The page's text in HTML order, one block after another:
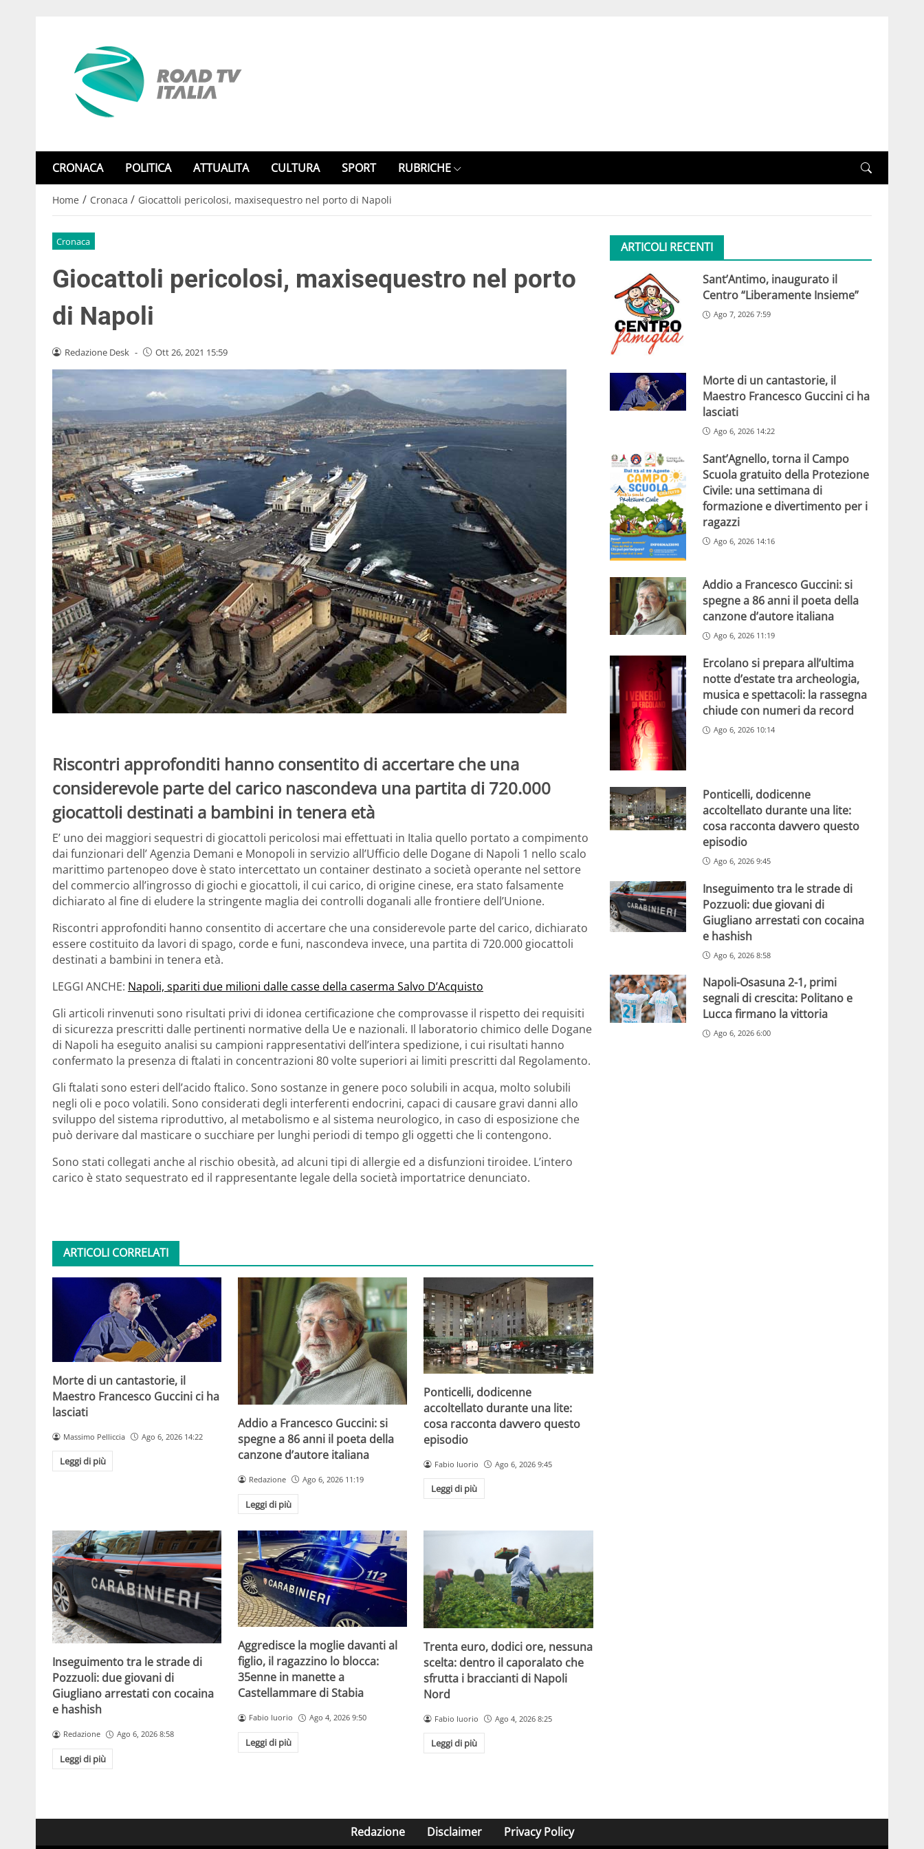
CRONACA POLITICA ATTUALITA CULTURA SPORT RUBRICHE
Home / Cronaca / Giocattoli pericolosi, maxisequestro nel porto di Napoli
Cronaca
Giocattoli pericolosi, maxisequestro nel porto
di Napoli
Redazione Desk - Ott 26, 2021 15:59
Riscontri approfonditi hanno consentito di accertare che una
considerevole parte del carico nascondeva una partita di 720.000
giocattoli destinati a bambini in tenera età
E’ uno dei maggiori sequestri di giocattoli pericolosi mai effettuati in Italia quello portato a compimento
dai funzionari dell’ Agenzia Demani e Monopoli in servizio all’Ufficio delle Dogane di Napoli 1 nello scalo
marittimo partenopeo dove è stato intercettato un container destinato a società operante nel settore
del commercio all’ingrosso di giochi e giocattoli, il cui carico, di origine cinese, era stato falsamente
dichiarato al fine di eludere la stringente maglia dei controlli doganali alle frontiere dell’Unione.
Riscontri approfonditi hanno consentito di accertare che una considerevole parte del carico, dichiarato
essere costituito da lavori di spago, corde e funi, nascondeva invece, una partita di 720.000 giocattoli
destinati a bambini in tenera età.
LEGGI ANCHE: Napoli, spariti due milioni dalle casse della caserma Salvo D’Acquisto
Gli articoli rinvenuti sono risultati privi di idonea certificazione che comprovasse il rispetto dei requisiti
di sicurezza prescritti dalle pertinenti normative della Ue e nazionali. Il laboratorio chimico delle Dogane
di Napoli ha eseguito analisi su campioni rappresentativi dell’intera spedizione, i cui risultati hanno
confermato la presenza di ftalati in concentrazioni 80 volte superiori ai limiti prescritti dal Regolamento.
Gli ftalati sono esteri dell’acido ftalico. Sono sostanze in genere poco solubili in acqua, molto solubili
negli oli e poco volatili. Sono considerati degli interferenti endocrini, capaci di causare gravi danni allo
sviluppo del sistema riproduttivo, al metabolismo e al sistema neurologico, in caso di esposizione che
può derivare dal masticare o succhiare per lunghi periodi di tempo gli oggetti che li contengono.
Sono stati collegati anche al rischio obesità, ad alcuni tipi di allergie ed a disfunzioni tiroidee. L’intero
carico è stato sequestrato ed il rappresentante legale della società importatrice denunciato.
ARTICOLI CORRELATI
Morte di un cantastorie, il
Maestro Francesco Guccini ci ha
lasciati
Massimo Pelliccia Ago 6, 2026 14:22
Leggi di più
Addio a Francesco Guccini: si
spegne a 86 anni il poeta della
canzone d’autore italiana
Redazione Ago 6, 2026 11:19
Leggi di più
Ponticelli, dodicenne
accoltellato durante una lite:
cosa racconta davvero questo
episodio
Fabio Iuorio Ago 6, 2026 9:45
Leggi di più
Inseguimento tra le strade di
Pozzuoli: due giovani di
Giugliano arrestati con cocaina
e hashish
Redazione Ago 6, 2026 8:58
Leggi di più
Aggredisce la moglie davanti al
figlio, il ragazzino lo blocca:
35enne in manette a
Castellammare di Stabia
Fabio Iuorio Ago 4, 2026 9:50
Leggi di più
Trenta euro, dodici ore, nessuna
scelta: dentro il caporalato che
sfrutta i braccianti di Napoli
Nord
Fabio Iuorio Ago 4, 2026 8:25
Leggi di più
ARTICOLI RECENTI
Sant’Antimo, inaugurato il
Centro “Liberamente Insieme”
Ago 7, 2026 7:59
Morte di un cantastorie, il
Maestro Francesco Guccini ci ha
lasciati
Ago 6, 2026 14:22
Sant’Agnello, torna il Campo
Scuola gratuito della Protezione
Civile: una settimana di
formazione e divertimento per i
ragazzi
Ago 6, 2026 14:16
Addio a Francesco Guccini: si
spegne a 86 anni il poeta della
canzone d’autore italiana
Ago 6, 2026 11:19
Ercolano si prepara all’ultima
notte d’estate tra archeologia,
musica e spettacoli: la rassegna
chiude con numeri da record
Ago 6, 2026 10:14
Ponticelli, dodicenne
accoltellato durante una lite:
cosa racconta davvero questo
episodio
Ago 6, 2026 9:45
Inseguimento tra le strade di
Pozzuoli: due giovani di
Giugliano arrestati con cocaina
e hashish
Ago 6, 2026 8:58
Napoli-Osasuna 2-1, primi
segnali di crescita: Politano e
Lucca firmano la vittoria
Ago 6, 2026 6:00
Redazione Disclaimer Privacy Policy